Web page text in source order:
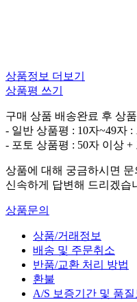
상품정보 더보기
상품평 쓰기
구매 상품 배송완료 후 상품
- 일반 상품평 : 10자~49자 :
- 포토 상품평 : 50자 이상 +
상품에 대해 궁금하시면
신속하게 답변해 드리겠습
상품문의
상품/거래정보
배송 및 주문취소
반품/교환 처리 방법
환불
A/S 보증기간 및 품